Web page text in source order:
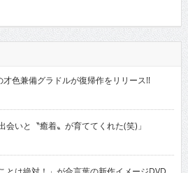
色兼備グラドルが復帰作をリリース!!
いと〝癒着〟が育ててくれた(笑)」